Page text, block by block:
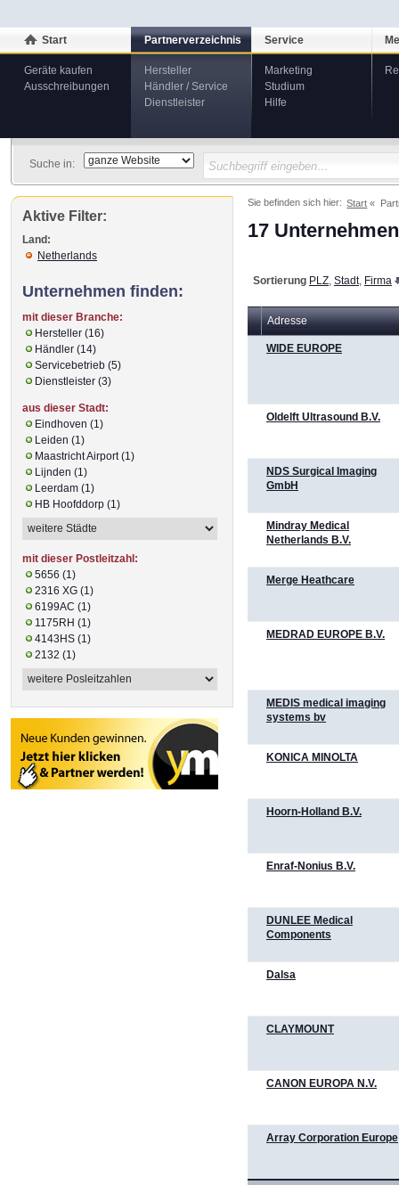
Start
Geräte kaufen
Ausschreibungen
Partnerverzeichnis
Hersteller
Händler / Service
Dienstleister
Service
Marketing
Studium
Hilfe
Suche in:
Sie befinden sich hier: Start
17
Sortierung PLZ Stadt, Firma
Adresse
WIDE EUROPE
Oldelft Ultrasound B.V.
NDS Surgical Imaging
GmbH
Mindray Medical
Netherlands B.V.
Merge Heathcare
MEDRAD EUROPE B.V.
MEDIS medical imaging
systems bv
KONICA MINOLTA
Hoorn-Holland B.V.
Enraf-Nonius B.V.
DUNLEE Medical
Components
Dalsa
CLAYMOUNT
CANON EUROPA N.V.
Array Corporation Europe
Aktive Filter:
Land:
Netherlands
Unternehmen finden:
mit dieser Branche:
Hersteller (16)
Händler (14)
Servicebetrieb (5)
Dienstleister (3)
aus dieser Stadt:
Eindhoven (1)
Leiden (1)
Maastricht Airport (1)
Lijnden (1)
Leerdam (1)
HB Hoofddorp (1)
mit dieser Postleitzahl:
5656 (1)
2316 XG (1)
6199AC (1)
1175RH (1)
4143HS (1)
2132 (1)